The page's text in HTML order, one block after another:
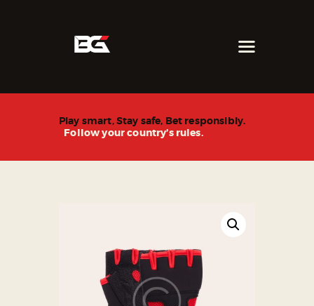
Play smart, Stay safe, Bet responsibly.
Follow your country’s rules.
ホーム
オススメ